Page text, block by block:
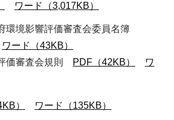
ワード（3,017KB）
境影響評価審査会委員名簿
ワード（43KB）
価審査会規則
PDF（42KB）
ワ
） ワード（135KB）